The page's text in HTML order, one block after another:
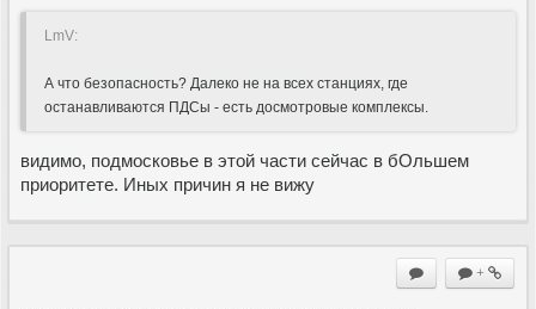
LmV:
А что безопасность? Далеко не на всех станциях, где
останавливаются ПДСы - есть досмотровые комплексы.
видимо, подмосковье в этой части сейчас в бОльшем
приоритете. Иных причин я не вижу
+